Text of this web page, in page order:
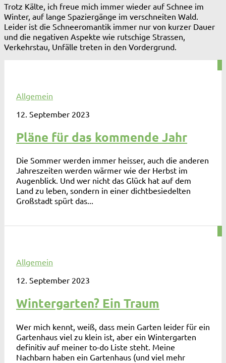
Trotz Kälte, ich freue mich immer wieder auf Schnee im
Winter, auf lange Spaziergänge im verschneiten Wald.
Leider ist die Schneeromantik immer nur von kurzer Dauer
und die negativen Aspekte wie rutschige Strassen,
Verkehrstau, Unfälle treten in den Vordergrund.
Allgemein
12. September 2023
Pläne für das kommende Jahr
Die Sommer werden immer heisser, auch die anderen
Jahreszeiten werden wärmer wie der Herbst im
Augenblick. Und wer nicht das Glück hat auf dem
Land zu leben, sondern in einer dichtbesiedelten
Großstadt spürt das...
Allgemein
12. September 2023
Wintergarten? Ein Traum
Wer mich kennt, weiß, dass mein Garten leider für ein
Gartenhaus viel zu klein ist, aber ein Wintergarten
definitiv auf meiner to-do Liste steht. Meine
Nachbarn haben ein Gartenhaus (und viel mehr